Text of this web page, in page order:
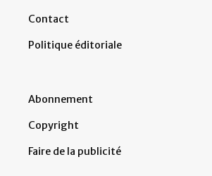
Contact
Politique éditoriale
Abonnement
Copyright
Faire de la publicité